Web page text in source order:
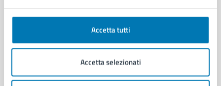
Accetta tutti
Accetta selezionati
Cultura e tempo libero
Educazione e formazione
Giustizia e sicurezza pubblica
Salute, benessere e assistenza